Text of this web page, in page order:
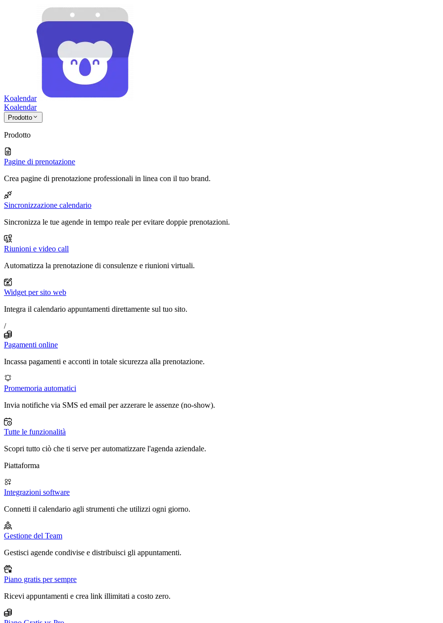
Koalendar
Koalendar
Prodotto
Prodotto
Pagine di prenotazione
Crea pagine di prenotazione professionali in linea con il tuo brand.
Sincronizzazione calendario
Sincronizza le tue agende in tempo reale per evitare doppie prenotazioni.
Riunioni e video call
Automatizza la prenotazione di consulenze e riunioni virtuali.
Widget per sito web
Integra il calendario appuntamenti direttamente sul tuo sito.
/
Pagamenti online
Incassa pagamenti e acconti in totale sicurezza alla prenotazione.
Promemoria automatici
Invia notifiche via SMS ed email per azzerare le assenze (no-show).
Tutte le funzionalità
Scopri tutto ciò che ti serve per automatizzare l'agenda aziendale.
Piattaforma
Integrazioni software
Connetti il calendario agli strumenti che utilizzi ogni giorno.
Gestione del Team
Gestisci agende condivise e distribuisci gli appuntamenti.
Piano gratis per sempre
Ricevi appuntamenti e crea link illimitati a costo zero.